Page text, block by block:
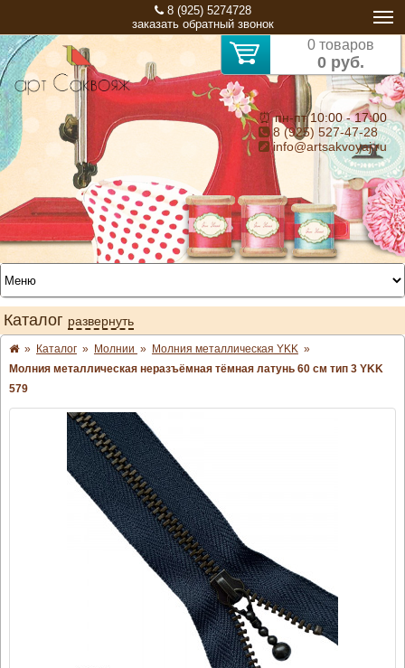
8 (925) 5274728
заказать обратный звонок
0 товаров
0 руб.
⏰ пн-пт 10:00 - 17:00
8 (925) 527-47-28
info@artsakvoyaj.ru
Каталог развернуть
» Каталог » Молнии » Молния металлическая YKK »
Молния металлическая неразъёмная тёмная латунь 60 см тип 3 YKK
579